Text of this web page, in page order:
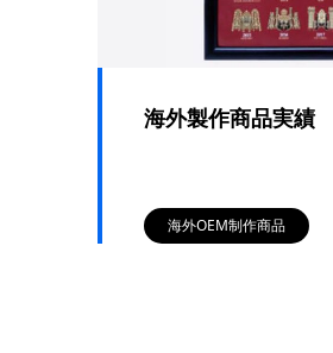
海外製作商品実績
海外OEM制作商品